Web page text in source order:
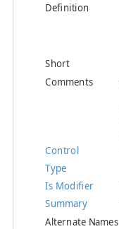
Definition
Short
Comments
Control
Type
Is Modifier
Summary
Alternate Names